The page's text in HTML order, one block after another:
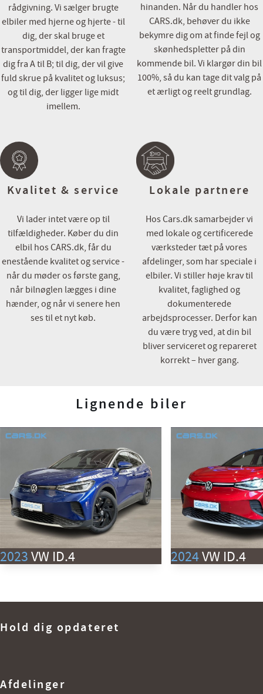
Du er altid meget velkommen i vores flotte showroom, men vi
tid til besigtigelse/prøvetur, på denne måde er vi forberedt og
rette indtryk af bilen.
Bilen er importeret, udstyr kan derfor variere i forhold til danske
rådgivning. Vi sælger brugte
elbiler med hjerne og hjerte - til
dig, der skal bruge et
transportmiddel, der kan fragte
dig fra A til B; til dig, der vil give
fuld skrue på kvalitet og luksus;
og til dig, der ligger lige midt
imellem.
hinanden. Når du handler hos
CARS.dk, behøver du ikke
bekymre dig om at finde fejl og
skønhedspletter på din
kommende bil. Vi klargør din bil
100%, så du kan tage dit valg på
et ærligt og reelt grundlag.
Kvalitet & service
Vi lader intet være op til
tilfældigheder. Køber du din
elbil hos CARS.dk, får du
enestående kvalitet og service -
når du møder os første gang,
når bilnøglen lægges i dine
hænder, og når vi senere hen
ses til et nyt køb.
Lokale partnere
Hos Cars.dk samarbejder vi
med lokale og certificerede
værksteder tæt på vores
afdelinger, som har speciale i
elbiler. Vi stiller høje krav til
kvalitet, faglighed og
dokumenterede
arbejdsprocesser. Derfor kan
du være tryg ved, at din bil
bliver serviceret og repareret
korrekt – hver gang.
Lignende biler
2023VW ID.4
Rækkevidde (El)
2024VW ID.4
Hold dig opdateret
Afdelinger